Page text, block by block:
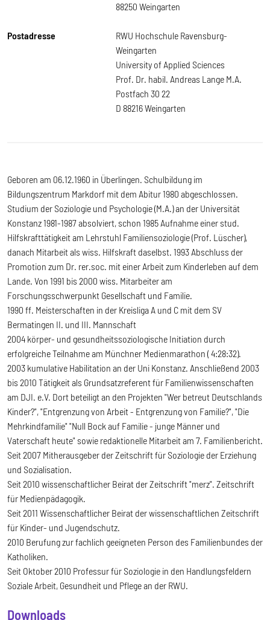
88250 Weingarten
Postadresse
RWU Hochschule Ravensburg-
Weingarten
University of Applied Sciences
Prof. Dr. habil. Andreas Lange M.A.
Postfach 30 22
D 88216 Weingarten
Geboren am 06.12.1960 in Überlingen. Schulbildung im
Bildungszentrum Markdorf mit dem Abitur 1980 abgeschlossen.
Studium der Soziologie und Psychologie (M.A.) an der Universität
Konstanz 1981-1987 absolviert, schon 1985 Aufnahme einer stud.
Hilfskrafttätigkeit am Lehrstuhl Familiensoziologie (Prof. Lüscher),
danach Mitarbeit als wiss. Hilfskraft daselbst. 1993 Abschluss der
Promotion zum Dr. rer.soc. mit einer Arbeit zum Kinderleben auf dem
Lande. Von 1991 bis 2000 wiss. Mitarbeiter am
Forschungsschwerpunkt Gesellschaft und Familie.
1990 ff. Meisterschaften in der Kreisliga A und C mit dem SV
Bermatingen II. und III. Mannschaft
2004 körper- und gesundheitssoziologische Initiation durch
erfolgreiche Teilnahme am Münchner Medienmarathon ( 4:28:32).
2003 kumulative Habilitation an der Uni Konstanz. Anschließend 2003
bis 2010 Tätigkeit als Grundsatzreferent für Familienwissenschaften
am DJI. e.V. Dort beteiligt an den Projekten "Wer betreut Deutschlands
Kinder?", "Entgrenzung von Arbeit - Entgrenzung von Familie?", "Die
Mehrkindfamilie" "Null Bock auf Familie - junge Männer und
Vaterschaft heute" sowie redaktionelle Mitarbeit am 7. Familienbericht.
Seit 2007 Mitherausgeber der Zeitschrift für Soziologie der Erziehung
und Sozialisation.
Seit 2010 wissenschaftlicher Beirat der Zeitschrift "merz". Zeitschrift
für Medienpädagogik.
Seit 2011 Wissenschaftlicher Beirat der wissenschaftlichen Zeitschrift
für Kinder- und Jugendschutz.
2010 Berufung zur fachlich geeigneten Person des Familienbundes der
Katholiken.
Seit Oktober 2010 Professur für Soziologie in den Handlungsfeldern
Soziale Arbeit, Gesundheit und Pflege an der RWU.
Downloads